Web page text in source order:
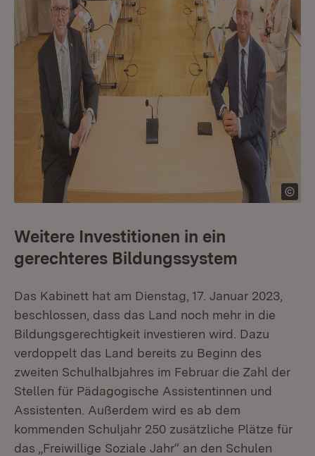
Weitere Investitionen in ein
gerechteres Bildungssystem
Das Kabinett hat am Dienstag, 17. Januar 2023,
beschlossen, dass das Land noch mehr in die
Bildungsgerechtigkeit investieren wird. Dazu
verdoppelt das Land bereits zu Beginn des
zweiten Schulhalbjahres im Februar die Zahl der
Stellen für Pädagogische Assistentinnen und
Assistenten. Außerdem wird es ab dem
kommenden Schuljahr 250 zusätzliche Plätze für
das „Freiwillige Soziale Jahr“ an den Schulen